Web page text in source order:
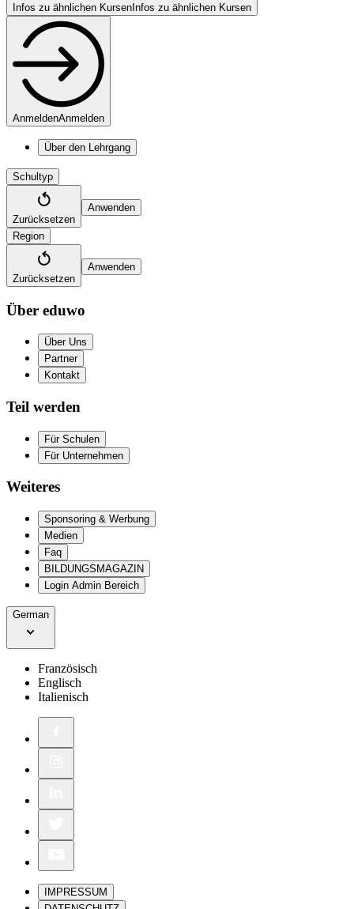
Infos zu ähnlichen Kursen Infos zu ähnlichen Kursen
AnmeldenAnmelden
Über den Lehrgang
Schultyp
Zurücksetzen
Anwenden
Region
Zurücksetzen
Anwenden
Über eduwo
Über Uns
Partner
Kontakt
Teil werden
Für Schulen
Für Unternehmen
Weiteres
Sponsoring & Werbung
Medien
Faq
BILDUNGSMAGAZIN
Login Admin Bereich
German
Französisch
Englisch
Italienisch
IMPRESSUM